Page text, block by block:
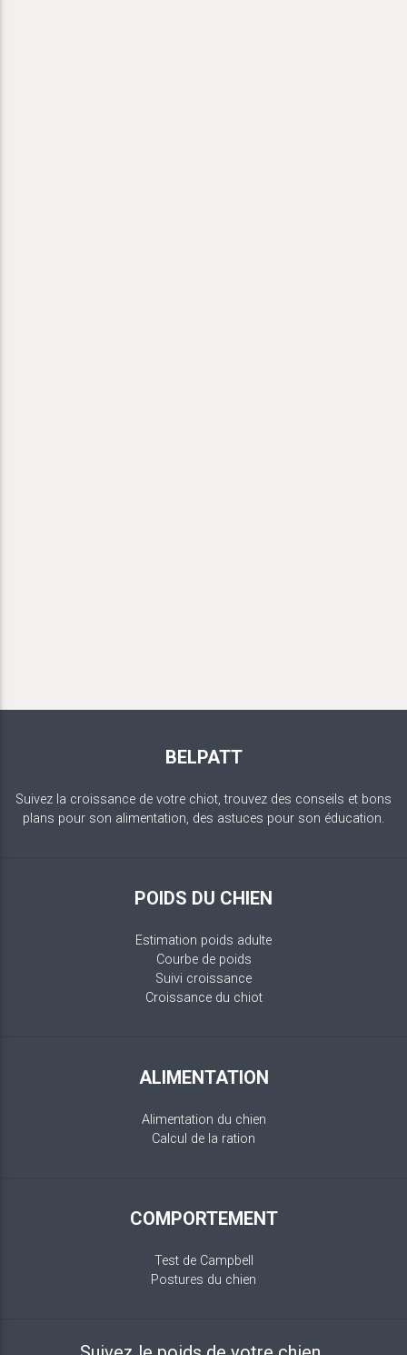
BELPATT
Suivez la croissance de votre chiot, trouvez des conseils et bons
plans pour son alimentation, des astuces pour son éducation.
POIDS DU CHIEN
Estimation poids adulte
Courbe de poids
Suivi croissance
Croissance du chiot
ALIMENTATION
Alimentation du chien
Calcul de la ration
COMPORTEMENT
Test de Campbell
Postures du chien